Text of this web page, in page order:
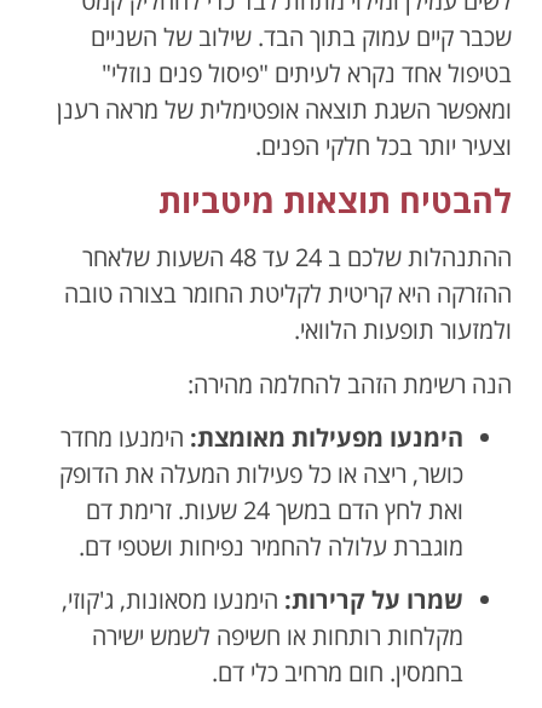
שכבר קיים עמוק בתוך הבד. שילוב של השניים
בטיפול אחד נקרא לעיתים "פיסול פנים נוזלי"
ומאפשר השגת תוצאה אופטימלית של מראה רענן
וצעיר יותר בכל חלקי הפנים.
להבטיח תוצאות מיטביות
ההתנהלות שלכם ב 24 עד 48 השעות שלאחר
ההזרקה היא קריטית לקליטת החומר בצורה טובה
ולמזעור תופעות הלוואי.
הנה רשימת הזהב להחלמה מהירה:
הימנעו מפעילות מאומצת: הימנעו מחדר
כושר, ריצה או כל פעילות המעלה את הדופק
ואת לחץ הדם במשך 24 שעות. זרימת דם
מוגברת עלולה להחמיר נפיחות ושטפי דם.
שמרו על קרירות: הימנעו מסאונות, ג'קוזי,
מקלחות רותחות או חשיפה לשמש ישירה
בחמסין. חום מרחיב כלי דם.